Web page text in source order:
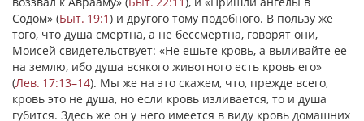
Содом» (Быт. 19:1) и другого тому подобного. В пользу же
того, что душа смертна, а не бессмертна, говорят они,
Моисей свидетельствует: «Не ешьте кровь, а выливайте ее
на землю, ибо душа всякого животного есть кровь его»
(Лев. 17:13–14). Мы же на это скажем, что, прежде всего,
кровь это не душа, но если кровь изливается, то и душа
губится. Здесь же он у него имеется в виду кровь домашних